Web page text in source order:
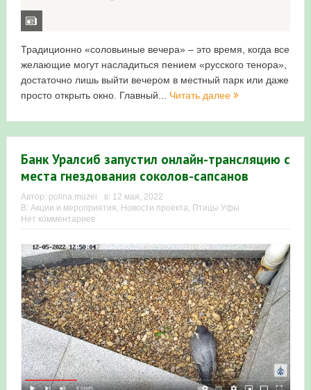
Традиционно «соловьиные вечера» – это время, когда все
желающие могут насладиться пением «русского тенора»,
достаточно лишь выйти вечером в местный парк или даже
просто открыть окно. Главный... Читать далее
Банк Уралсиб запустил онлайн-трансляцию с
места гнездования соколов-сапсанов
Автор: polina.muzei в: 12 мая, 2022
В: Акции и мероприятия, Новости проекта, Птицы Уфы
Нет комментариев